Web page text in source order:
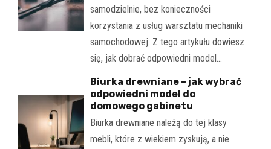
samodzielnie, bez konieczności
korzystania z usług warsztatu mechaniki
samochodowej. Z tego artykułu dowiesz
się, jak dobrać odpowiedni model…
Biurka drewniane – jak wybrać
odpowiedni model do
domowego gabinetu
Biurka drewniane należą do tej klasy
mebli, które z wiekiem zyskują, a nie